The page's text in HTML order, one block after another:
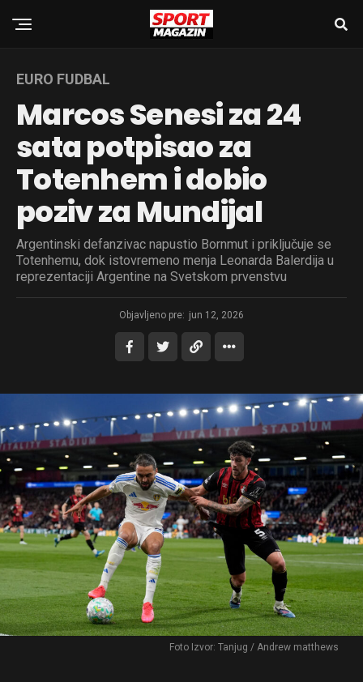
EURO FUDBAL
Marcos Senesi za 24
sata potpisao za
Totenhem i dobio
poziv za Mundijal
Argentinski defanzivac napustio Bornmut i priključuje se
Totenhemu, dok istovremeno menja Leonarda Balerdija u
reprezentaciji Argentine na Svetskom prvenstvu
Objavljeno pre: jun 12, 2026
Foto Izvor: Tanjug / Andrew matthews